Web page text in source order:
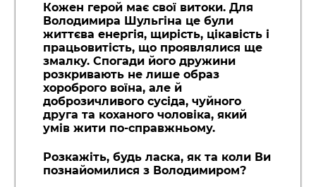
Кожен герой має свої витоки. Для
Володимира Шульгіна це були
життєва енергія, щирість, цікавість і
працьовитість, що проявлялися ще
змалку. Спогади його дружини
розкривають не лише образ
хороброго воїна, але й
доброзичливого сусіда, чуйного
друга та коханого чоловіка, який
умів жити по-справжньому.
Розкажіть, будь ласка, як та коли Ви
познайомилися з Володимиром?